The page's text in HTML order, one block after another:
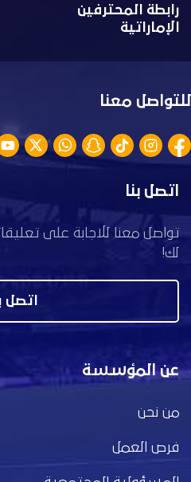
رابطة المحترفين
الإماراتية
للتواصل معنا
اتصل بنا
تواصل معنا للاجابة على
لك!
اتصل
عن المؤسسة
من نحن
فرص العمل